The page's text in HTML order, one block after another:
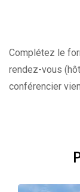
Complétez le
rendez-vous
conférencier